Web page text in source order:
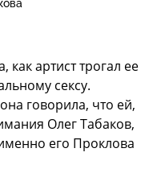
артист трогал ее
сексу.
говорила, что ей,
Олег Табаков,
его Проклова